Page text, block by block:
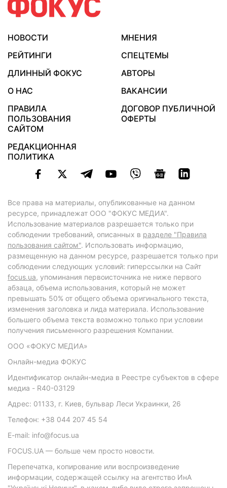
НОВОСТИ
МНЕНИЯ
РЕЙТИНГИ
СПЕЦТЕМЫ
ДЛИННЫЙ ФОКУС
АВТОРЫ
О НАС
ВАКАНСИИ
ПРАВИЛА
ПОЛЬЗОВАНИЯ
САЙТОМ
ДОГОВОР ПУБЛИЧНОЙ
ОФЕРТЫ
РЕДАКЦИОННАЯ
ПОЛИТИКА
Все права на материалы, опубликованные на данном
ресурсе, принадлежат ООО "ФОКУС МЕДИА".
Использование материалов разрешается только при
соблюдении требований, описанных в разделе "Правила
пользования сайтом". Использовать информацию,
размещенную на данном ресурсе, разрешается только при
соблюдении следующих условий: гиперссылки на Сайт
focus.ua, упоминания первоисточника не ниже первого
абзаца, объема использования, который не может
превышать 50% от общего объема оригинального текста,
изменения заголовка и лида материала. Использование
большего объема текста возможно только при условии
получения письменного разрешения Компании.
ООО «ФОКУС МЕДИА»
Онлайн-медиа ФОКУС
Идентификатор онлайн-медиа в Реестре субъектов в сфере
медиа - R40-03129
Адрес: 01133, г. Киев, бульвар Леси Украинки, 26
Телефон: +38 044 207 45 54
E-mail: info@focus.ua
FOCUS.UA — больше чем просто новости.
Перепечатка, копирование или воспроизведение
информации, содержащей ссылку на агентство ИнА